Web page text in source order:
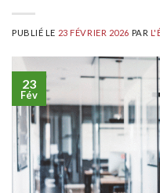
PUBLIÉ LE 23 FÉVRIER 2026 PAR
23
Fév